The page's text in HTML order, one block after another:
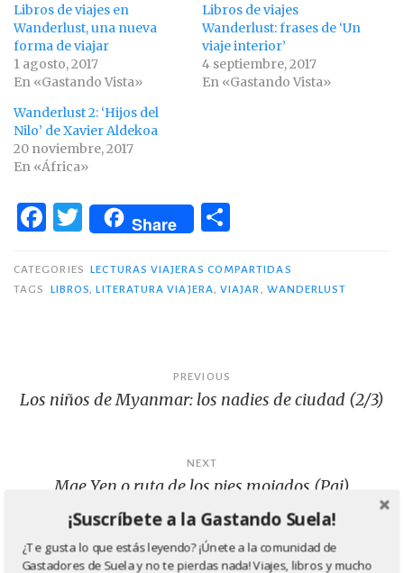
Libros de viajes en
Wanderlust, una nueva
forma de viajar
1 agosto, 2017
En «Gastando Vista»
Libros de viajes
Wanderlust: frases de ‘Un
viaje interior’
4 septiembre, 2017
En «Gastando Vista»
Wanderlust 2: ‘Hijos del
Nilo’ de Xavier Aldekoa
20 noviembre, 2017
En «África»
F
c
e
o
T
w
it
te
Share
m
p
r
CATEGORIES LECTURAS VIAJERAS COMPARTIDAS
TAGS
LIBROS ,LITERATURA VIAJERA ,VIAJAR WANDERLUST
de
PREVIOUS
Los niños de Myanmar: los nadies de ciudad (2/3)
NEXT
Mae Yen o ruta de los pies mojados (Pai)
¡Suscríbete a la Gastando Suela!
¿Te gusta lo que estás leyendo? ¡Únete a la comunidad de
Gastadores de Suela y no te pierdas nada! Viajes, libros y mucho